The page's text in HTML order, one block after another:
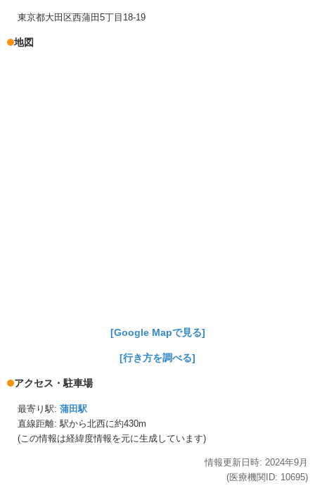
東京都大田区西蒲田5丁目18-19
地図
[Google Mapで見る]
[行き方を調べる]
アクセス・駐車場
最寄り駅: 蒲田駅
直線距離: 駅から北西に約430m
(この情報は経緯度情報を元に生成しています)
情報更新日時: 2024年9月
(医療機関ID: 10695)